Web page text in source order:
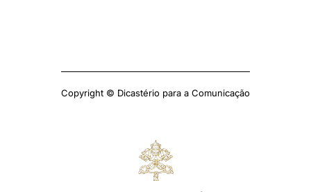
Copyright © Dicastério para a Comunicação